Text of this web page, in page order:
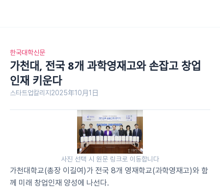
한국대학신문
가천대, 전국 8개 과학영재고와 손잡고 창업
인재 키운다
스타트업칼리지 2025年10月1日
사진 선택 시 원문 링크로 이동합니다
가천대학교(총장 이길여)가 전국 8개 영재학교(과학영재고)와 함
께 미래 창업인재 양성에 나선다.